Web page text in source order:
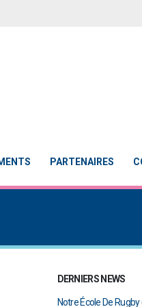
PARTENAIRES
DERNIERS NEWS
Notre École De